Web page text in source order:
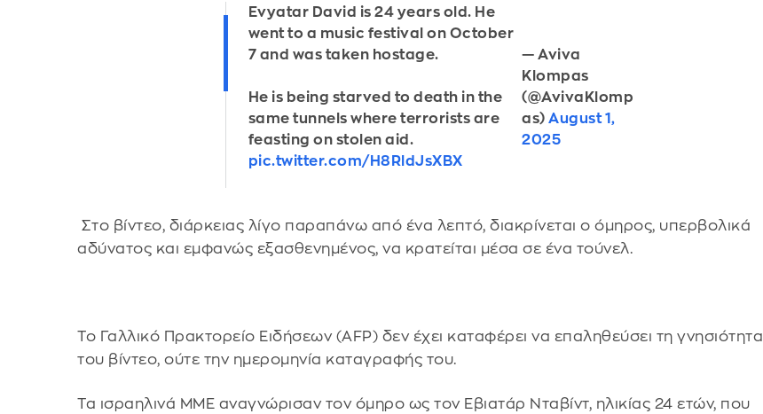
Evyatar David is 24 years old. He
went to a music festival on October
7 and was taken hostage.
He is being starved to death in the
same tunnels where terrorists are
feasting on stolen aid.
pic.twitter.com/H8RldJsXBX
— Aviva
Klompas
(@AvivaKlomp
as)August 1,
2025
Στο βίντεο, διάρκειας λίγο παραπάνω από ένα λεπτό, διακρίνεται ο όμηρος, υπερβολικά
αδύνατος και εμφανώς εξασθενημένος, να κρατείται μέσα σε ένα τούνελ.
Το Γαλλικό Πρακτορείο Ειδήσεων (AFP) δεν έχει καταφέρει να επαληθεύσει τη γνησιότητα
του βίντεο, ούτε την ημερομηνία καταγραφής του.
Τα ισραηλινά ΜΜΕ αναγνώρισαν τον όμηρο ως τον Εβιατάρ Νταβίντ, ηλικίας 24 ετών, που